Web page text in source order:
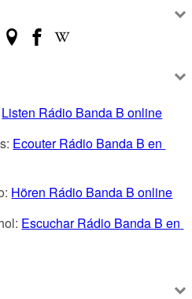
Listen Rádio Banda B online
Ecouter Rádio Banda B en
Hören Rádio Banda B online
Escuchar Rádio Banda B en